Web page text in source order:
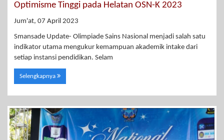
Optimisme Tinggi pada Helatan OSN-K 2023
Jum'at, 07 April 2023
Smansade Update- Olimpiade Sains Nasional menjadi salah satu
indikator utama mengukur kemampuan akademik intake dari
setiap instansi pendidikan. Selam
Selengkapnya